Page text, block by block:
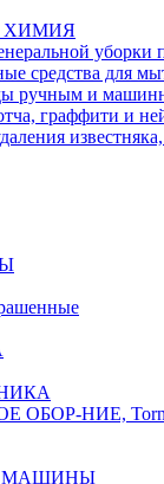
ХИМИЯ
уборки
средства для
ручным и
граффити и
ОБОР-НИЕ,
МАШИНЫ